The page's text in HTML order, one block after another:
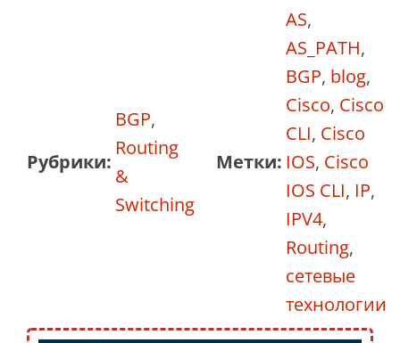
Рубрики:
BGP,
Routing
&
Switching
Метки:
AS,
AS_PATH,
BGP, blog,
Cisco, Cisco
CLI, Cisco
IOS, Cisco
IOS CLI, IP,
IPV4,
Routing,
сетевые
технологии